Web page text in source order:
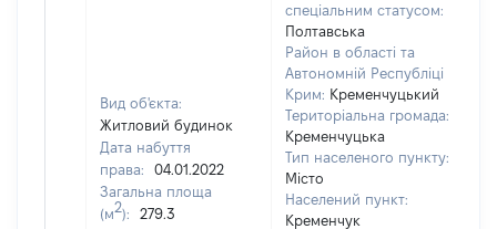
Вид об'єкта:
Житловий будинок
Дата набуття
права:
04.01.2022
Загальна площа
(м2):
279.3
спеціальним статусом:
Полтавська
Район в області та
Автономній Республіці
Крим: Кременчуцький
Територіальна громада:
Кременчуцька
Тип населеного пункту:
Місто
Населений пункт:
Кременчук